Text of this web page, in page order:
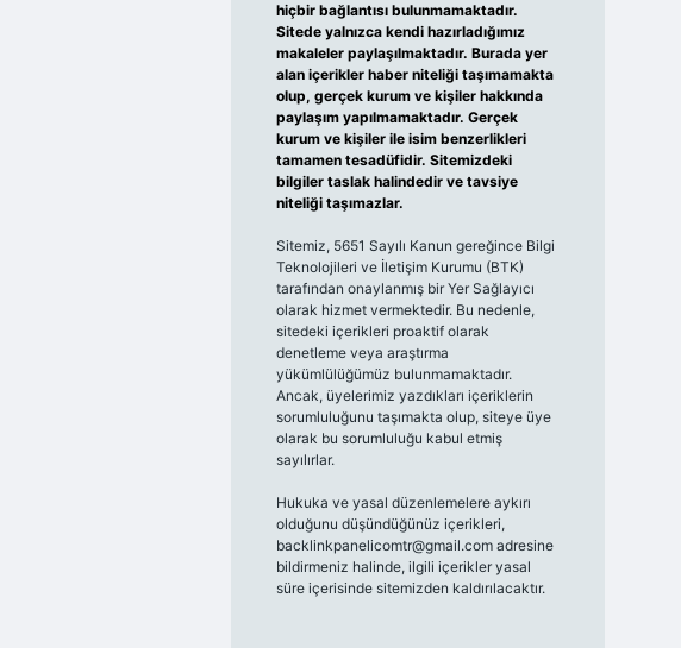
hiçbir bağlantısı bulunmamaktadır.
Sitede yalnızca kendi hazırladığımız
makaleler paylaşılmaktadır. Burada yer
alan içerikler haber niteliği taşımamakta
olup, gerçek kurum ve kişiler hakkında
paylaşım yapılmamaktadır. Gerçek
kurum ve kişiler ile isim benzerlikleri
tamamen tesadüfidir. Sitemizdeki
bilgiler taslak halindedir ve tavsiye
niteliği taşımazlar.
Sitemiz, 5651 Sayılı Kanun gereğince Bilgi
Teknolojileri ve İletişim Kurumu (BTK)
tarafından onaylanmış bir Yer Sağlayıcı
olarak hizmet vermektedir. Bu nedenle,
sitedeki içerikleri proaktif olarak
denetleme veya araştırma
yükümlülüğümüz bulunmamaktadır.
Ancak, üyelerimiz yazdıkları içeriklerin
sorumluluğunu taşımakta olup, siteye üye
olarak bu sorumluluğu kabul etmiş
sayılırlar.
Hukuka ve yasal düzenlemelere aykırı
olduğunu düşündüğünüz içerikleri,
backlinkpanelicomtr@gmail.comadresine
bildirmeniz halinde, ilgili içerikler yasal
süre içerisinde sitemizden kaldırılacaktır.